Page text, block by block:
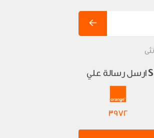
ارسل رسالة علي
3972